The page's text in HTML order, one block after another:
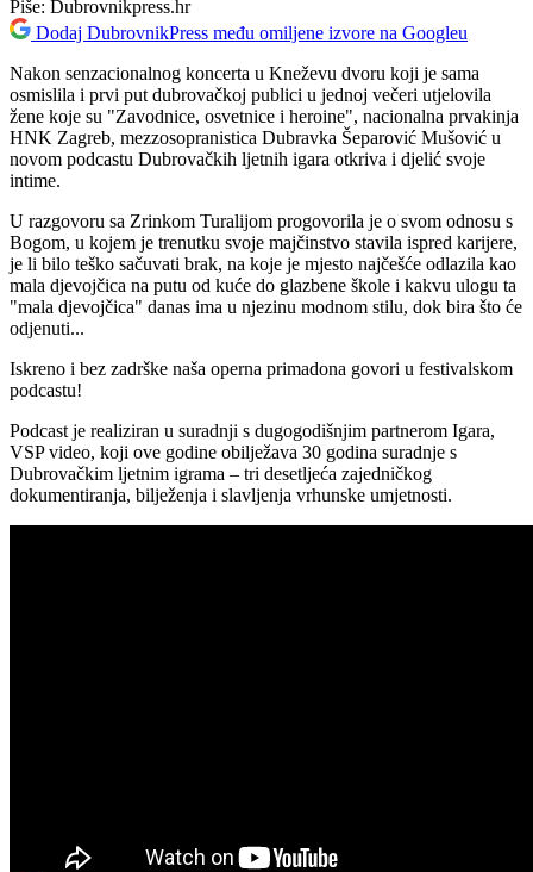
Piše: Dubrovnikpress.hr
Dodaj DubrovnikPress među omiljene izvore na Googleu
Nakon senzacionalnog koncerta u Kneževu dvoru koji je sama
osmislila i prvi put dubrovačkoj publici u jednoj večeri utjelovila
žene koje su "Zavodnice, osvetnice i heroine", nacionalna prvakinja
HNK Zagreb, mezzosopranistica Dubravka Šeparović Mušović u
novom podcastu Dubrovačkih ljetnih igara otkriva i djelić svoje
intime.
U razgovoru sa Zrinkom Turalijom progovorila je o svom odnosu s
Bogom, u kojem je trenutku svoje majčinstvo stavila ispred karijere,
je li bilo teško sačuvati brak, na koje je mjesto najčešće odlazila kao
mala djevojčica na putu od kuće do glazbene škole i kakvu ulogu ta
"mala djevojčica" danas ima u njezinu modnom stilu, dok bira što će
odjenuti...
Iskreno i bez zadrške naša operna primadona govori u festivalskom
podcastu!
Podcast je realiziran u suradnji s dugogodišnjim partnerom Igara,
VSP video, koji ove godine obilježava 30 godina suradnje s
Dubrovačkim ljetnim igrama – tri desetljeća zajedničkog
dokumentiranja, bilježenja i slavljenja vrhunske umjetnosti.